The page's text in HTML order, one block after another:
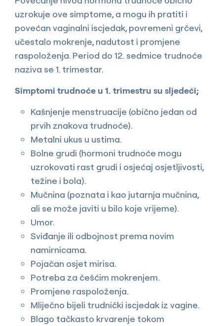
uzrokuje ove simptome, a mogu ih pratiti i
povećan vaginalni iscjedak, povremeni grčevi,
učestalo mokrenje, nadutost i promjene
raspoloženja. Period do 12. sedmice trudnoće
naziva se 1. trimestar.
Simptomi trudnoće u 1. trimestru su sljedeći;
Kašnjenje menstruacije (obično jedan od
prvih znakova trudnoće).
Metalni ukus u ustima.
Bolne grudi (hormoni trudnoće mogu
uzrokovati rast grudi i osjećaj osjetljivosti,
težine i bola).
Mučnina (poznata i kao jutarnja mučnina,
ali se može javiti u bilo koje vrijeme).
Umor.
Sviđanje ili odbojnost prema novim
namirnicama.
Pojačan osjet mirisa.
Potreba za češćim mokrenjem.
Promjene raspoloženja.
Mliječno bijeli trudnički iscjedak iz vagine.
Blago tačkasto krvarenje tokom